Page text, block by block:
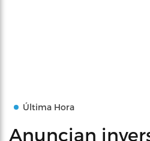
Última Hora
Anuncian